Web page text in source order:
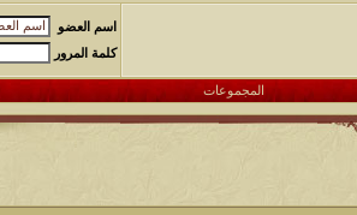
اسم العضو
كلمة المرور
المجموعات